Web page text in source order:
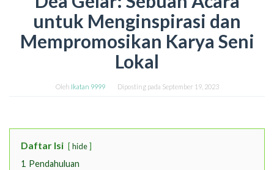
untuk Menginspirasi dan
Mempromosikan Karya Seni
Lokal
Oleh Ikatan 9999 Diposting pada September 19, 2023
Daftar Isi hide
1 Pendahuluan